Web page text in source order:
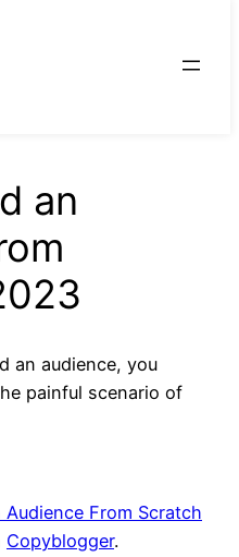
an
an audience, you
painful scenario of
From Scratch
Copyblogger.